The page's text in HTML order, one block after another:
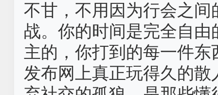
不甘，不用因为行会之
战。你的时间是完全自
主的，你打到的每一件
发布网上真正玩得久的